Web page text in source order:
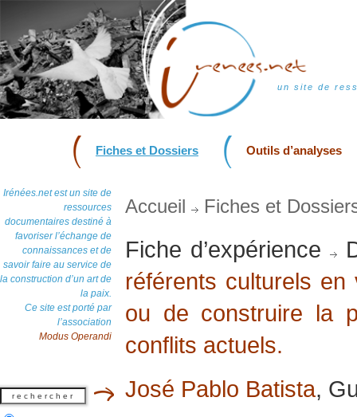
un site de
Fiches et Dossiers Outils d’analyses
Irénées.net est un site de
ressources
documentaires destiné à
favoriser l’échange de
connaissances et de
savoir faire au service de
la construction d’un art de
la paix.
Ce site est porté par
l’association
Modus Operandi
Accueil Fiches et
Fiche d’expérience
référents culturels
ou de construire la
conflits actuels.
José Pablo Batista,